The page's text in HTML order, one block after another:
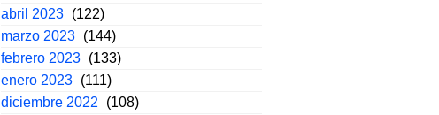
abril 2023 (122)
marzo 2023 (144)
febrero 2023 (133)
enero 2023 (111)
diciembre 2022
(108)